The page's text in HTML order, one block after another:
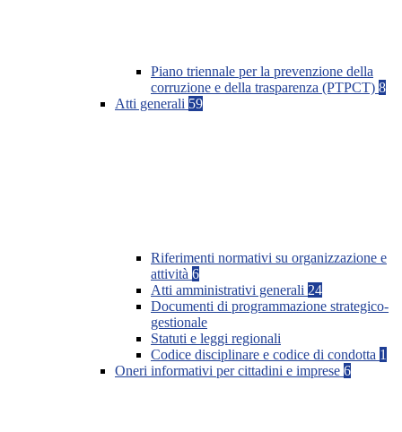
Piano triennale per la prevenzione della
corruzione e della trasparenza (PTPCT) 8
Atti generali 59
Riferimenti normativi su organizzazione e
attività 6
Atti amministrativi generali 24
Documenti di programmazione strategico-
gestionale
Statuti e leggi regionali
Codice disciplinare e codice di condotta 1
Oneri informativi per cittadini e imprese 6